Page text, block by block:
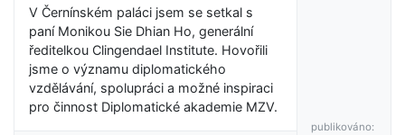
V Černínském paláci jsem se setkal s
paní Monikou Sie Dhian Ho, generální
ředitelkou Clingendael Institute. Hovořili
jsme o významu diplomatického
vzdělávání, spolupráci a možné inspiraci
pro činnost Diplomatické akademie MZV.
publikováno: